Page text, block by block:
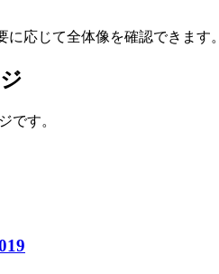
応じて全体像を確認できます。
です。